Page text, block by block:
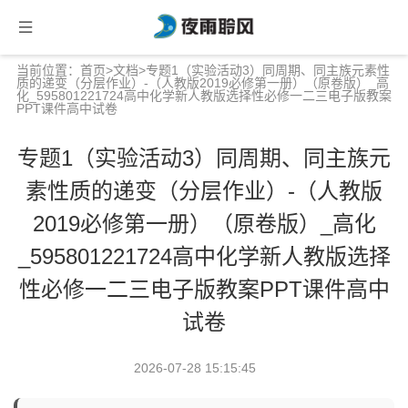
当前位置： 首页>文档>专题1（实验活动3）同周期、同主族元素性
质的递变（分层作业）-（人教版2019必修第一册）（原卷版）_高
化_595801221724高中化学新人教版选择性必修一二三电子版教案
PPT课件高中试卷
专题1（实验活动3）同周期、同主族元
素性质的递变（分层作业）-（人教版
2019必修第一册）（原卷版）_高化
_595801221724高中化学新人教版选择
性必修一二三电子版教案PPT课件高中
试卷
2026-07-28 15:15:45